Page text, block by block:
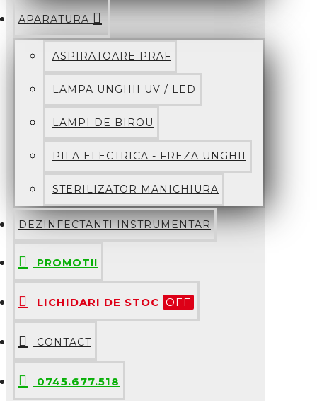
APARATURA
ASPIRATOARE PRAF
LAMPA UNGHII UV / LED
LAMPI DE BIROU
PILA ELECTRICA - FREZA UNGHII
STERILIZATOR MANICHIURA
DEZINFECTANTI INSTRUMENTAR
PROMOTII
LICHIDARI DE STOC OFF
CONTACT
0745.677.518